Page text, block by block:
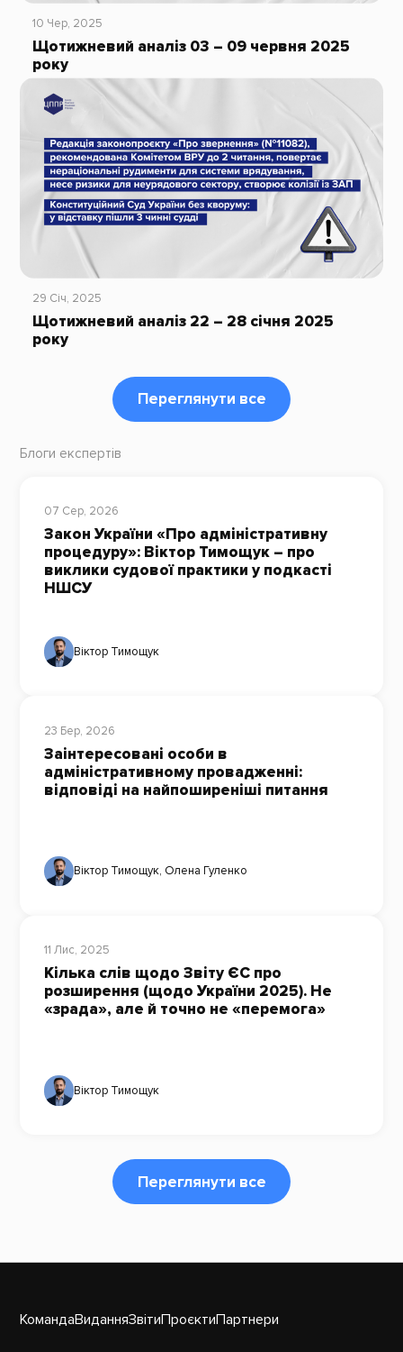
10 Чер, 2025
Щотижневий аналіз 03 – 09 червня 2025
року
29 Січ, 2025
Щотижневий аналіз 22 – 28 січня 2025
року
Переглянути все
Блоги експертів
07 Сер, 2026
Закон України «Про адміністративну
процедуру»: Віктор Тимощук – про
виклики судової практики у подкасті
НШСУ
Віктор Тимощук
23 Бер, 2026
Заінтересовані особи в
адміністративному провадженні:
відповіді на найпоширеніші питання
Віктор Тимощук, Олена Гуленко
11 Лис, 2025
Кілька слів щодо Звіту ЄС про
розширення (щодо України 2025). Не
«зрада», але й точно не «перемога»
Віктор Тимощук
Переглянути все
КомандаВиданняЗвітиПроєктиПартнери